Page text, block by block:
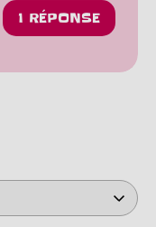
1 RÉPONSE